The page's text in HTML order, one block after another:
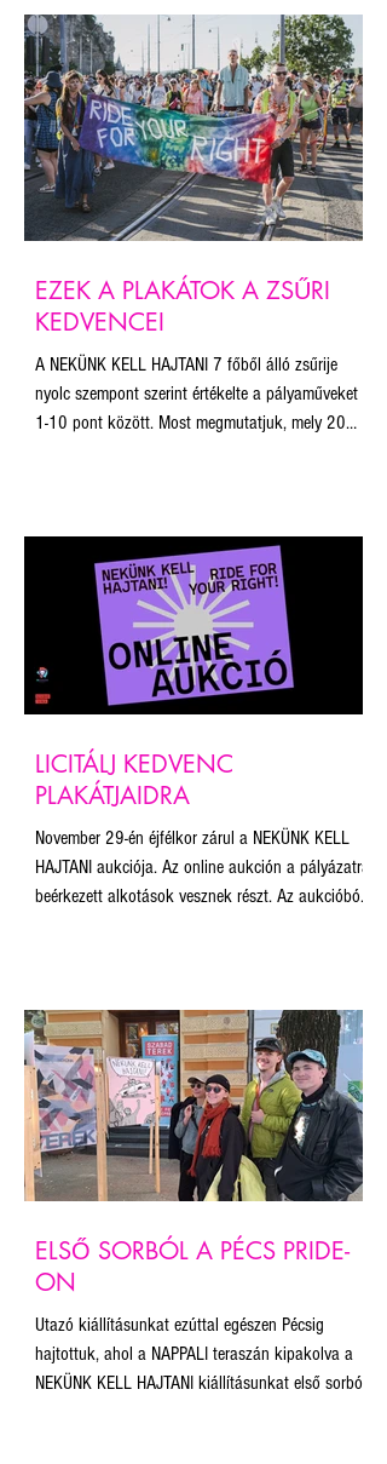
pop-up kiállításán! Gyertek forraltborozni, sült
gesztenyézni, korcsolyázni és kiállítást nézni!
Hangolódjunk együtt az ünnepekre!
EZEK A PLAKÁTOK A ZSŰRI
KEDVENCEI
A NEKÜNK KELL HAJTANI 7 főből álló zsűrije
nyolc szempont szerint értékelte a pályaműveket
1-10 pont között. Most megmutatjuk, mely 20
Budapest Pride munkáját és a plakát projekt
fenntartását támogatjuk. A licit 10.000 Ft-ról
indul minden plakát esetében, a licitálás során
kiválasztható, mekkora méretben szeretné
megkapni a nyert
LICITÁLJ KEDVENC
PLAKÁTJAIDRA
November 29-én éjfélkor zárul a NEKÜNK KELL
HAJTANI aukciója. Az online aukción a pályázatra
beérkezett alkotások vesznek részt. Az aukcióból
ELSŐ SORBÓL A PÉCS PRIDE-
ON
Utazó kiállításunkat ezúttal egészen Pécsig
hajtottuk, ahol a NAPPALI teraszán kipakolva a
NEKÜNK KELL HAJTANI kiállításunkat első sorból